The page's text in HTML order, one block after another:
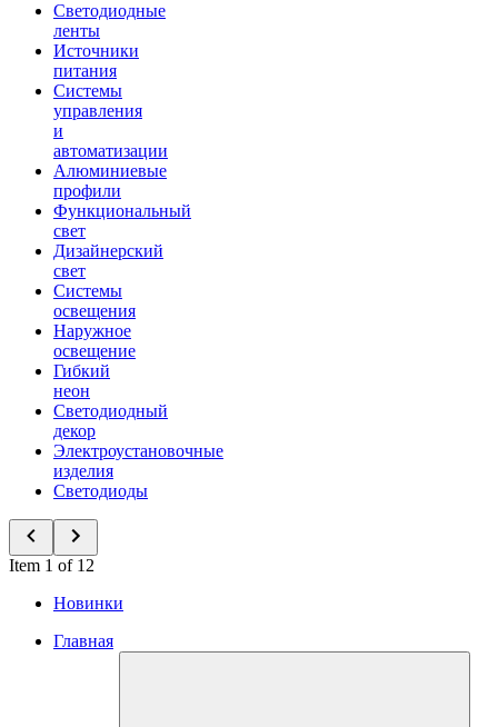
Светодиодные
ленты
Источники
питания
Системы
управления
и
автоматизации
Алюминиевые
профили
Функциональный
свет
Дизайнерский
свет
Системы
освещения
Наружное
освещение
Гибкий
неон
Светодиодный
декор
Электроустановочные
изделия
Светодиоды
Item 1 of 12
Новинки
Главная